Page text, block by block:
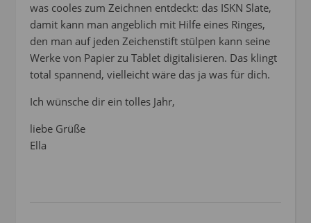
was cooles zum Zeichnen entdeckt: das ISKN Slate,
damit kann man angeblich mit Hilfe eines Ringes,
den man auf jeden Zeichenstift stülpen kann seine
Werke von Papier zu Tablet digitalisieren. Das klingt
total spannend, vielleicht wäre das ja was für dich.
Ich wünsche dir ein tolles Jahr,
liebe Grüße
Ella